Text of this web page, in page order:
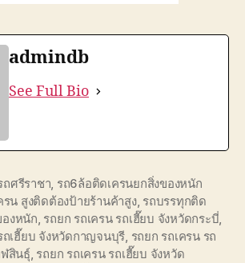
admindb
See Full Bio
ศรีราชา, รถ6ล้อติดเครนยกสิ่งของหนัก
รน สูงติดต้องป้ายร้านค้าสูง, รถบรรทุกติด
งหนัก, รถยก รถเครน รถเฮี๊ยบ จังหวัดกระบี่,
ถเฮี๊ยบ จังหวัดกาญจนบุรี, รถยก รถเครน รถ
สินธุ์, รถยก รถเครน รถเฮี๊ยบ จังหวัด